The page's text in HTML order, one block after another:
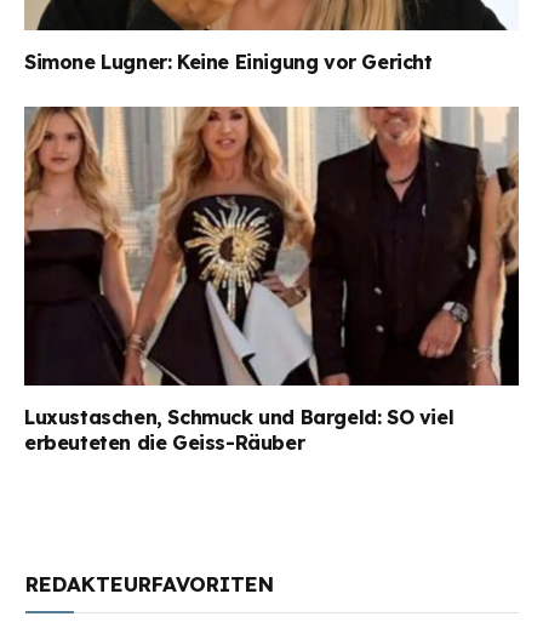
Simone Lugner: Keine Einigung vor Gericht
Luxustaschen, Schmuck und Bargeld: SO viel
erbeuteten die Geiss-Räuber
REDAKTEURFAVORITEN